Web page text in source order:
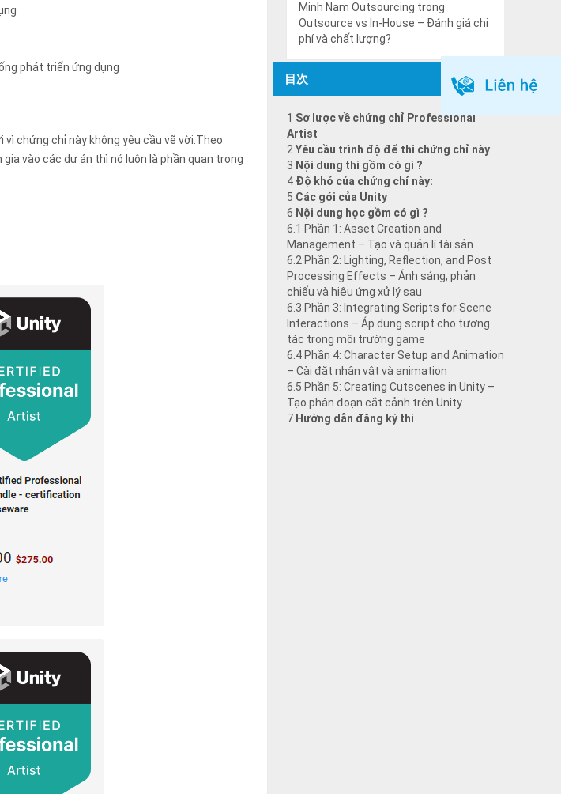
phát triển ứng dụng
chứng chỉ này không yêu cầu vẽ vời.Theo
vào các dự án thì nó luôn là phần quan trọng
Minh Nam Outsourcing trong
Outsource vs In-House – Đánh giá chi
phí và chất lượng?
目次
1 Sơ lược về chứng chỉ Professional
Artist
2 Yêu cầu trình độ để thi chứng chỉ này
3 Nội dung thi gồm có gì ?
4 Độ khó của chứng chỉ này:
5 Các gói của Unity
6 Nội dung học gồm có gì ?
6.1 Phần 1: Asset Creation and
Management – Tạo và quản lí tài sản
6.2 Phần 2: Lighting, Reflection, and Post
Processing Effects – Ánh sáng, phản
chiếu và hiệu ứng xử lý sau
6.3 Phần 3: Integrating Scripts for Scene
Interactions – Áp dụng script cho tương
tác trong môi trường game
6.4 Phần 4: Character Setup and Animation
– Cài đặt nhân vật và animation
6.5 Phần 5: Creating Cutscenes in Unity –
Tạo phân đoạn cắt cảnh trên Unity
7 Hướng dẫn đăng ký thi